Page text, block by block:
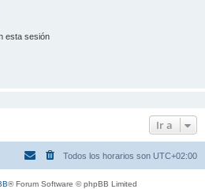
esta sesión
Ir a
Todos los horarios son UTC+02:00
® Forum Software © phpBB Limited